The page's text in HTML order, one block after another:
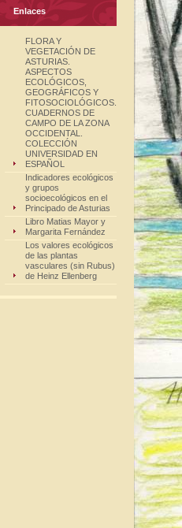
Enlaces
FLORA Y
VEGETACIÓN DE
ASTURIAS.
ASPECTOS
ECOLÓGICOS,
GEOGRÁFICOS Y
FITOSOCIOLÓGICOS.
CUADERNOS DE
CAMPO DE LA ZONA
OCCIDENTAL.
COLECCIÓN
UNIVERSIDAD EN
ESPAÑOL
Indicadores ecológicos
y grupos
socioecológicos en el
Principado de Asturias
Libro Matias Mayor y
Margarita Fernández
Los valores ecológicos
de las plantas
vasculares (sin Rubus)
de Heinz Ellenberg